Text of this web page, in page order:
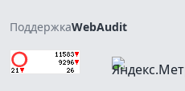
ПоддержкаWebAudit